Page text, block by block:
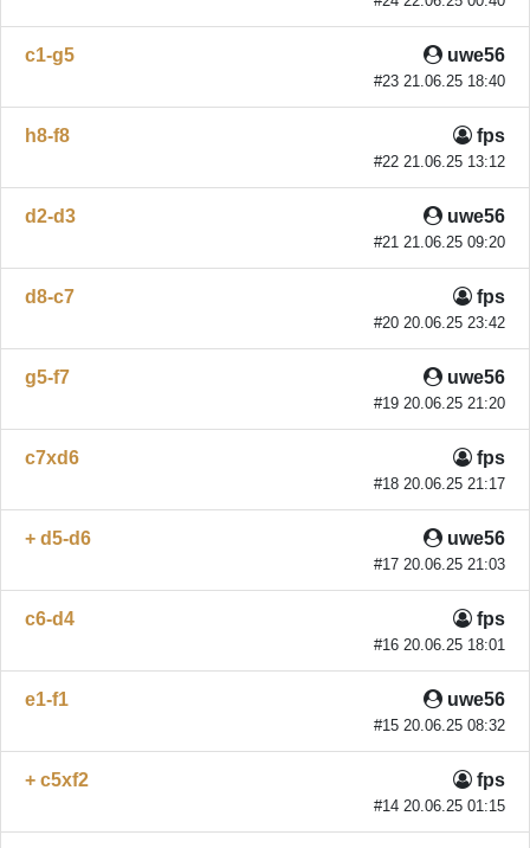
uwe56
#23 21.06.25 18:40
c1-g5
fps
#22 21.06.25 13:12
h8-f8
uwe56
#21 21.06.25 09:20
d2-d3
fps
#20 20.06.25 23:42
d8-c7
uwe56
#19 20.06.25 21:20
g5-f7
fps
#18 20.06.25 21:17
c7xd6
uwe56
#17 20.06.25 21:03
+ d5-d6
fps
#16 20.06.25 18:01
c6-d4
uwe56
#15 20.06.25 08:32
e1-f1
fps
#14 20.06.25 01:15
+ c5xf2